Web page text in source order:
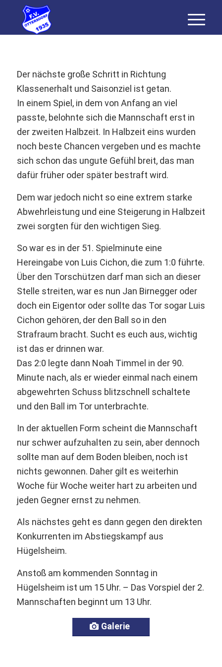
Der nächste große Schritt in Richtung
Klassenerhalt und Saisonziel ist getan.
In einem Spiel, in dem von Anfang an viel
passte, belohnte sich die Mannschaft erst in
der zweiten Halbzeit. In Halbzeit eins wurden
noch beste Chancen vergeben und es machte
sich schon das ungute Gefühl breit, das man
dafür früher oder später bestraft wird.
Dem war jedoch nicht so eine extrem starke
Abwehrleistung und eine Steigerung in Halbzeit
zwei sorgten für den wichtigen Sieg.
So war es in der 51. Spielminute eine
Hereingabe von Luis Cichon, die zum 1:0 führte.
Über den Torschützen darf man sich an dieser
Stelle streiten, war es nun Jan Birnegger oder
doch ein Eigentor oder sollte das Tor sogar Luis
Cichon gehören, der den Ball so in den
Strafraum bracht. Sucht es euch aus, wichtig
ist das er drinnen war.
Das 2:0 legte dann Noah Timmel in der 90.
Minute nach, als er wieder einmal nach einem
abgewehrten Schuss blitzschnell schaltete
und den Ball im Tor unterbrachte.
In der aktuellen Form scheint die Mannschaft
nur schwer aufzuhalten zu sein, aber dennoch
sollte man auf dem Boden bleiben, noch ist
nichts gewonnen. Daher gilt es weiterhin
Woche für Woche weiter hart zu arbeiten und
jeden Gegner ernst zu nehmen.
Als nächstes geht es dann gegen den direkten
Konkurrenten im Abstiegskampf aus
Hügelsheim.
Anstoß am kommenden Sonntag in
Hügelsheim ist um 15 Uhr. – Das Vorspiel der 2.
Mannschaften beginnt um 13 Uhr.
Galerie